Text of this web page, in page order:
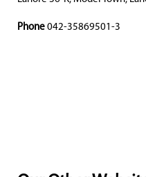
Phone 042-35869501-3